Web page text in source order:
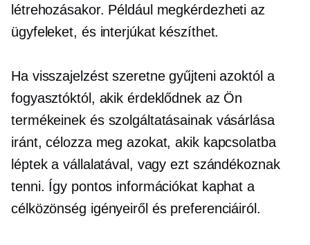
létrehozásakor. Például megkérdezheti az
ügyfeleket, és interjúkat készíthet.
Ha visszajelzést szeretne gyűjteni azoktól a
fogyasztóktól, akik érdeklődnek az Ön
termékeinek és szolgáltatásainak vásárlása
iránt, célozza meg azokat, akik kapcsolatba
léptek a vállalatával, vagy ezt szándékoznak
tenni. Így pontos információkat kaphat a
célközönség igényeiről és preferenciáiról.